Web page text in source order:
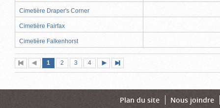
Cimetière Draper's Corner
Cimetière Fairfax
Cimetière Falkenhorst
Première
page
Page
précédente
Page
1 (page
actuelle)
Page
2 Page
3 Page
4
suivante
page
Plan du site Nous joindre